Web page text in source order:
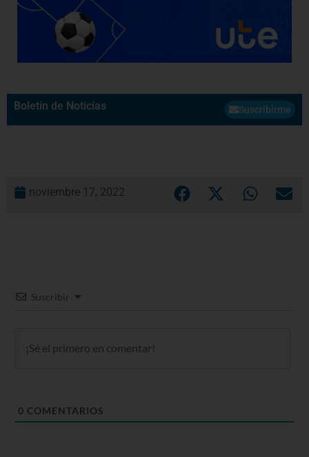
Boletín de Noticias Suscribirme
noviembre 17, 2022
Suscribir
0 COMENTARIOS